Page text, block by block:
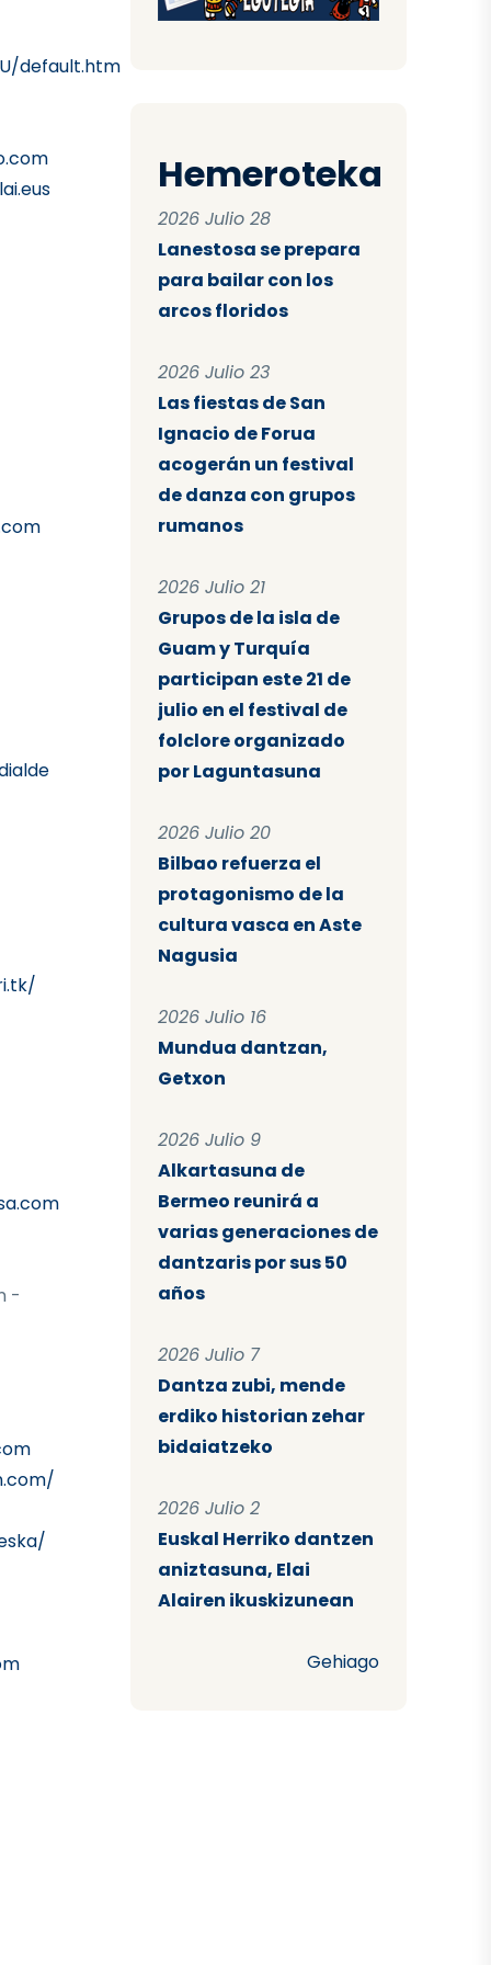
default.htm
-
Hemeroteka
2026 Julio 28
Lanestosa se prepara
para bailar con los
arcos floridos
2026 Julio 23
Las fiestas de San
Ignacio de Forua
acogerán un festival
de danza con grupos
rumanos
2026 Julio 21
Grupos de la isla de
Guam y Turquía
participan este 21 de
julio en el festival de
folclore organizado
por Laguntasuna
2026 Julio 20
Bilbao refuerza el
protagonismo de la
cultura vasca en Aste
Nagusia
2026 Julio 16
Mundua dantzan,
Getxon
2026 Julio 9
Alkartasuna de
Bermeo reunirá a
varias generaciones de
dantzaris por sus 50
años
2026 Julio 7
Dantza zubi, mende
erdiko historian zehar
bidaiatzeko
2026 Julio 2
Euskal Herriko dantzen
aniztasuna, Elai
Alairen ikuskizunean
Gehiago